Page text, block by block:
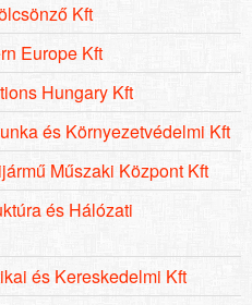
Kft
Europe Kft
Hungary Kft
és Környezetvédelmi Kft
Műszaki Központ Kft
és Hálózati
és Kereskedelmi Kft